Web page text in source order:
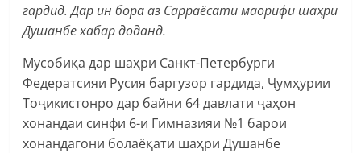
гардид. Дар ин бора аз Сарраёсати маорифи шаҳри
Душанбе хабар доданд.
Мусобиқа дар шаҳри Санкт-Петербурги
Федератсияи Русия баргузор гардида, Ҷумҳурии
Тоҷикистонро дар байни 64 давлати ҷаҳон
хонандаи синфи 6-и Гимназияи №1 барои
хонандагони болаёқати шаҳри Душанбе